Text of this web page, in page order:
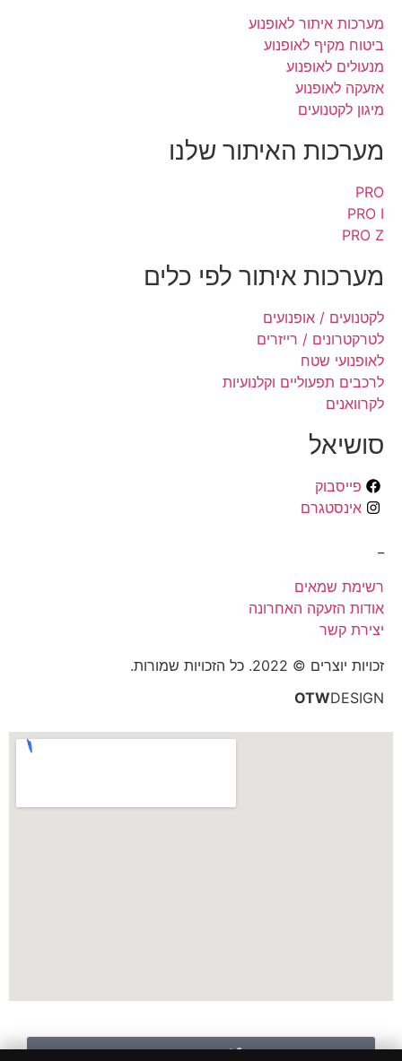
מערכות איתור לאופנוע
ביטוח מקיף לאופנוע
מנעולים לאופנוע
אזעקה לאופנוע
מיגון לקטנועים
מערכות האיתור שלנו
PRO
PRO I
PRO Z
מערכות איתור לפי כלים
לקטנועים / אופנועים
לטרקטרונים / רייזרים
לאופנועי שטח
לרכבים תפעוליים וקלנועיות
לקרוואנים
סושיאל
פייסבוק
אינסטגרם
רשימת שמאים
אודות הזעקה האחרונה
יצירת קשר
זכויות יוצרים © 2022. כל הזכויות שמורות.
OTWDESIGN
לשיחה עם נציג